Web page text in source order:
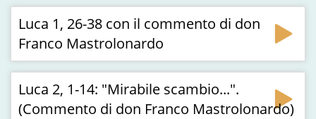
Luca 1, 26-38 con il commento di don
Franco Mastrolonardo
Luca 2, 1-14: "Mirabile scambio...".
(Commento di don Franco Mastrolonardo)